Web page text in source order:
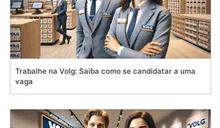
Trabalhe na Volg: Saiba como se candidatar a uma
vaga